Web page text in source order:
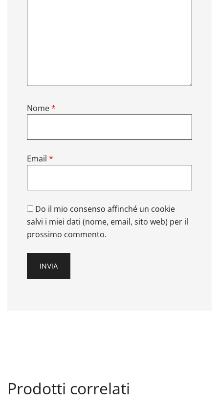
Nome*
Email *
Do il mio consenso affinché un cookie
salvi i miei dati (nome, email, sito web) per il
prossimo commento.
Prodotti correlati